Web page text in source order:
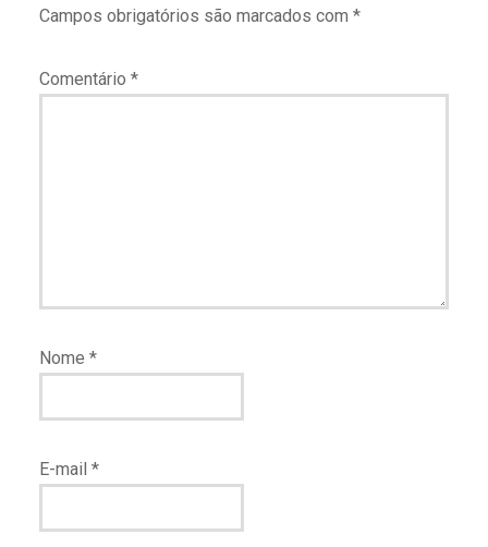
Campos obrigatórios são marcados com *
Comentário *
Nome *
E-mail *